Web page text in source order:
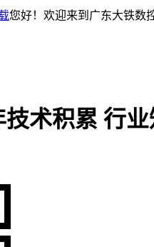
您好！欢迎来到广东大铁数
技术积累 行